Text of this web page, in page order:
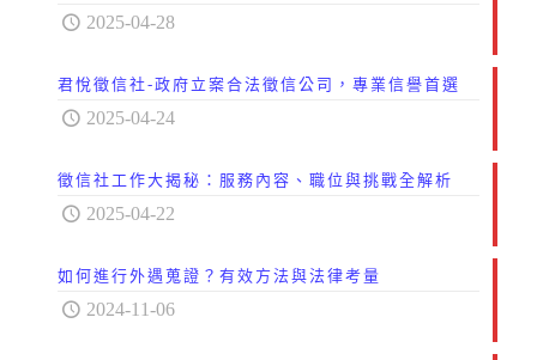
2025-04-28
君悅徵信社-政府立案合法徵信公司，專業信譽首選
2025-04-24
徵信社工作大揭秘：服務內容、職位與挑戰全解析
2025-04-22
如何進行外遇蒐證？有效方法與法律考量
2024-11-06